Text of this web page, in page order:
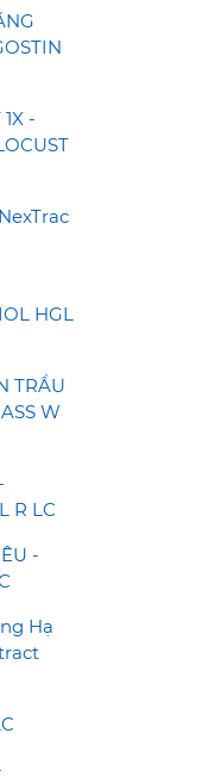
-
HGL
TRẦU
W
R LC
-
Hạ